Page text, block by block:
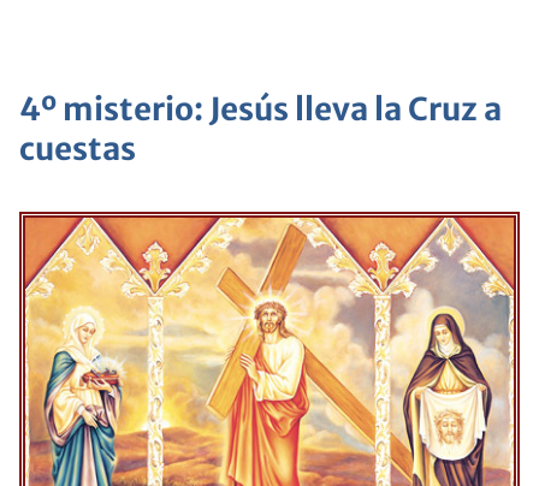
4º misterio: Jesús lleva la Cruz a
cuestas